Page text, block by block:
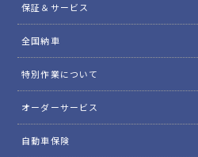
保証＆サービス
全国納車
特別作業について
オーダーサービス
自動車保険